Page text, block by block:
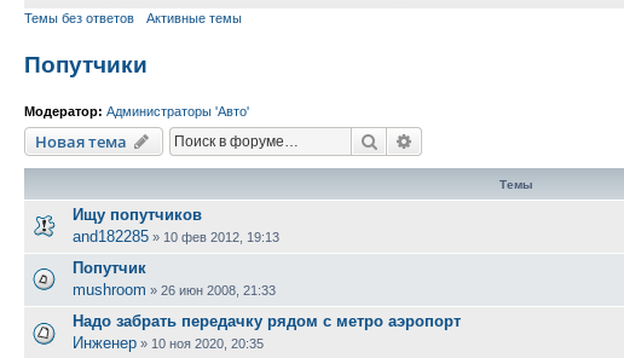
Темы без ответов
Активные темы
Попутчики
Модератор: Администраторы 'Авто'
Новая тема Поиск
Темы
Ищу попутчиков
and182285 » 10 фев 2012, 19:13
Попутчик
mushroom » 26 июн 2008, 21:33
Надо забрать передачку рядом с метро аэропорт
Инженер » 10 ноя 2020, 20:35